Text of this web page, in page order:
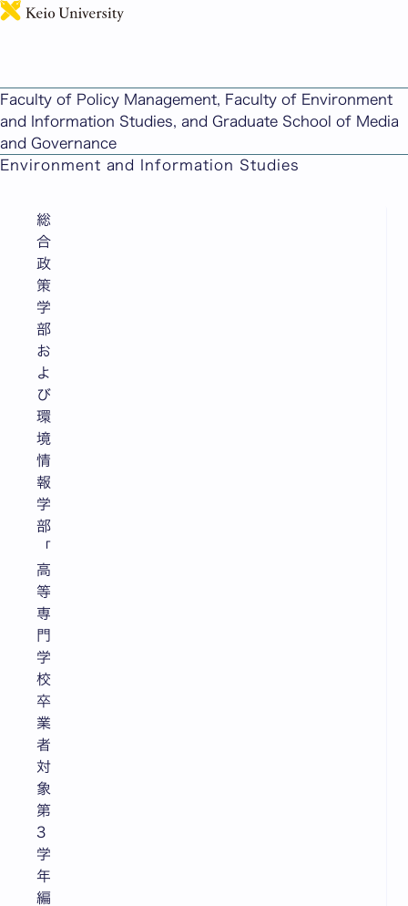
Faculty of Policy Management, Faculty of Environment
and Information Studies, and Graduate School of Media
and Governance
（2027年入学試験実施／2028年４月入学）
Published: May 15, 2026
Faculty of Policy Management/Faculty of
Environment and Information Studies
総
合
政
策
学
部
お
よ
び
環
境
情
報
学
部
「
高
等
専
門
学
校
卒
業
者
対
象
第
3
学
年
編